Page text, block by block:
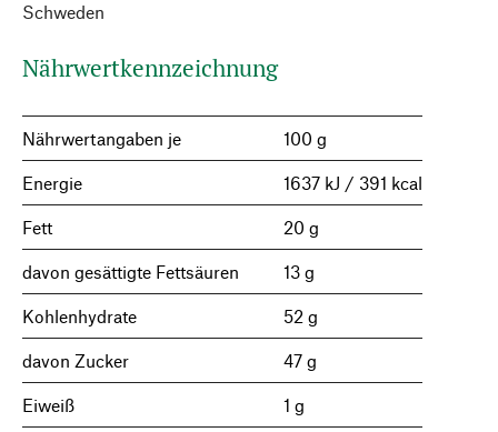
Schweden
Nährwertkennzeichnung
Nährwertangaben je 100 g
Energie 1637 kJ / 391 kcal
Fett 20 g
davon gesättigte Fettsäuren 13 g
Kohlenhydrate 52 g
davon Zucker 47 g
Eiweiß 1 g